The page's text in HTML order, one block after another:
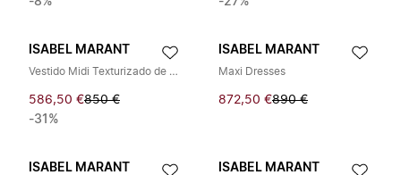
ISABEL MARANT
Vestido Midi Texturizado de Un Hombro
586,50 €850 €
-31%
ISABEL MARANT
Maxi Dresses
872,50 €890 €
ISABEL MARANT ISABEL MARANT